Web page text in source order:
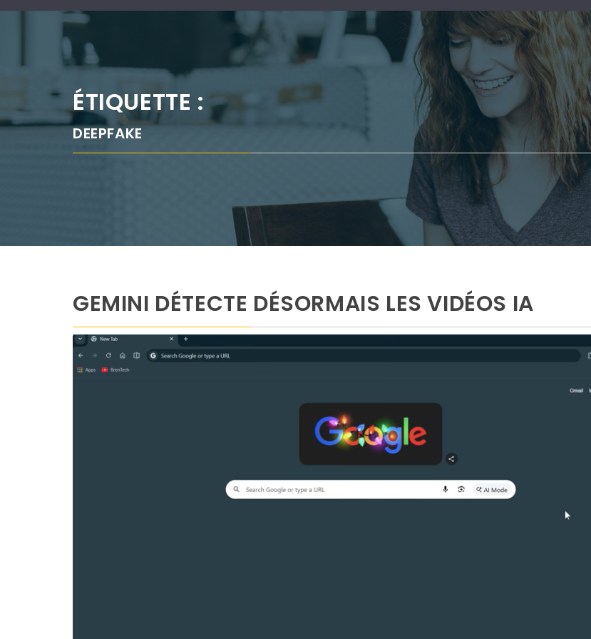
ÉTIQUETTE :
DEEPFAKE
GEMINI DÉTECTE DÉSORMAIS LES VIDÉOS IA